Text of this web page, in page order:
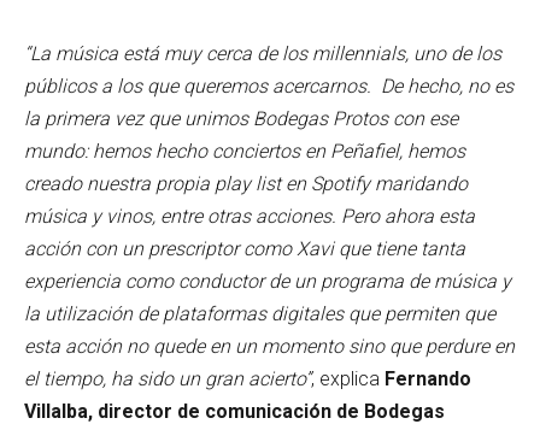
“La música está muy cerca de los millennials, uno de los
públicos a los que queremos acercarnos. De hecho, no es
la primera vez que unimos Bodegas Protos con ese
mundo: hemos hecho conciertos en Peñafiel, hemos
creado nuestra propia play list en Spotify maridando
música y vinos, entre otras acciones. Pero ahora esta
acción con un prescriptor como Xavi que tiene tanta
experiencia como conductor de un programa de música y
la utilización de plataformas digitales que permiten que
esta acción no quede en un momento sino que perdure en
el tiempo, ha sido un gran acierto”, explica Fernando
Villalba, director de comunicación de Bodegas